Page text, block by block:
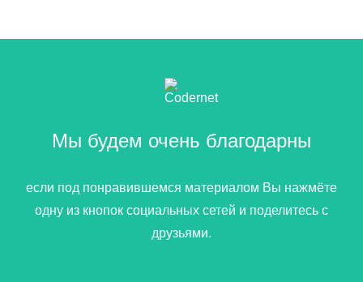
Мы будем очень благодарны
если под понравившемся материалом Вы нажмёте
одну из кнопок социальных сетей и поделитесь с
друзьями.